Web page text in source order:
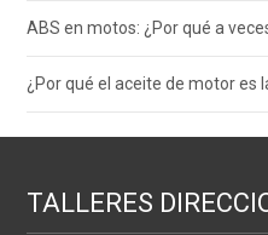
ABS en motos: ¿Por qué a
¿Por qué el aceite de motor es
TALLERES